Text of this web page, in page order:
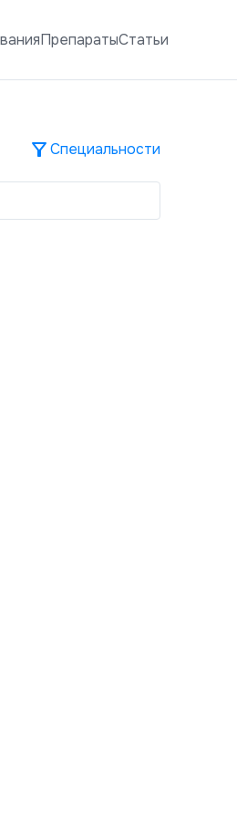
ПрепаратыСтатьи
Специальности